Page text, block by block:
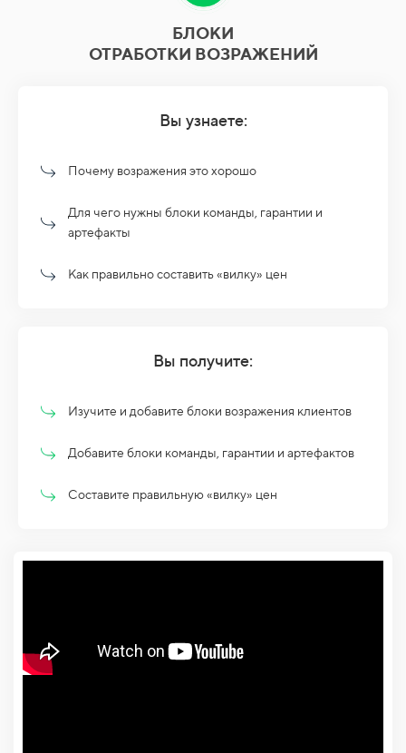
БЛОКИ
ОТРАБОТКИ ВОЗРАЖЕНИЙ
Вы узнаете:
Почему возражения это хорошо
Для чего нужны блоки команды, гарантии и
артефакты
Как правильно составить «вилку» цен
Вы получите:
Изучите и добавите блоки возражения клиентов
Добавите блоки команды, гарантии и артефактов
Составите правильную «вилку» цен